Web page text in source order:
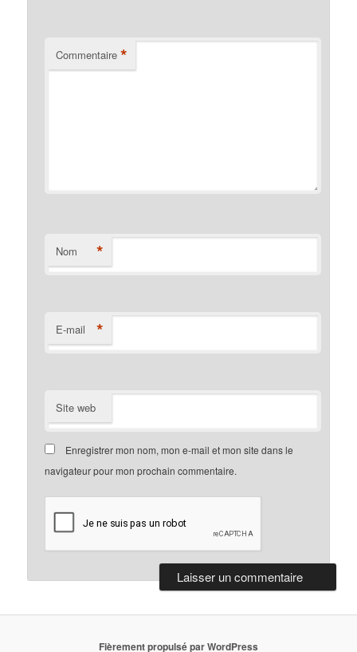
Commentaire *
Nom *
E-mail *
Site web
Enregistrer mon nom, mon e-mail et mon site dans le
navigateur pour mon prochain commentaire.
Fièrement propulsé par WordPress